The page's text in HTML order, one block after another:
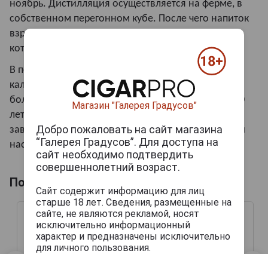
ноябрь. Дистилляция осуществляется на ферме, в
собственном перегонном кубе. После чего напиток
взрослеет в дубовых бочках, средний возраст
которых составляет 30 лет.
В подвалах семьи Лемортон хранится как редкий
кальвадос, с выдержкой не менее 25-30 лет, так и
более молодые экземпляры с выдержкой — 5 и 10
лет, которые, несмотря на свою молодость,
завоевали популярность благодаря яркому вкусу и
насыщенному, богатому аромату.
Похожие товары по выдержке лет
Магазин "Галерея Градусов"
Добро пожаловать на сайт магазина
“Галерея Градусов”. Для доступа на
сайт необходимо подтвердить
совершеннолетний возраст.
Сайт содержит информацию для лиц
старше 18 лет. Сведения, размещенные на
сайте, не являются рекламой, носят
исключительно информационный
характер и предназначены исключительно
для личного пользования.